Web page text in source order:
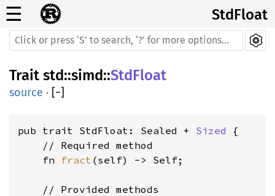
☰ StdFloat
Trait std::simd::StdFloat
source · [−]
pub trait StdFloat: Sealed + Sized {
    // Required method
    fn
fract (self) -> Self;
    // Provided methods